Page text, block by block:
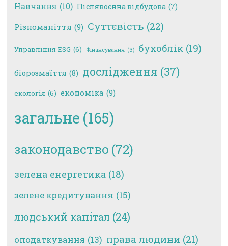
Навчання (10) Післявоєнна відбудова (7)
Різноманіття (9) Суттєвість (22)
Управління ESG (6) Фінансування (3) бухоблік (19)
біорозмаїття (8) дослідження (37)
екологія (6) економіка (9)
загальне (165)
законодавство (72)
зелена енергетика (18)
зелене кредитування (15)
людський капітал (24)
оподаткування (13) права людини (21)